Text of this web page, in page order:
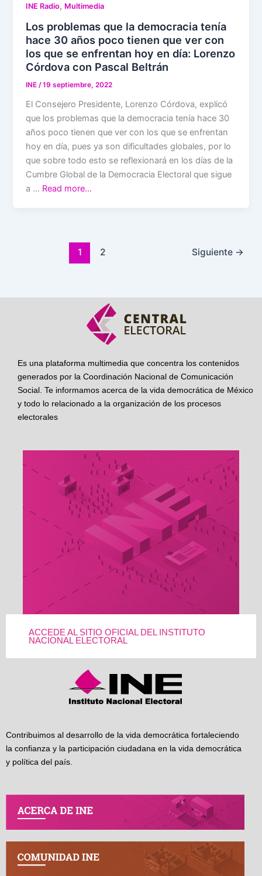
INE Radio, Multimedia
Los problemas que la democracia tenía
hace 30 años poco tienen que ver con
los que se enfrentan hoy en día: Lorenzo
Córdova con Pascal Beltrán
INE /19 septiembre, 2022
El Consejero Presidente, Lorenzo Córdova, explicó
que los problemas que la democracia tenía hace 30
años poco tienen que ver con los que se enfrentan
hoy en día, pues ya son dificultades globales, por lo
que sobre todo esto se reflexionará en los días de la
Cumbre Global de la Democracia Electoral que sigue
a … Read more…
1 2 Siguiente →
Es una plataforma multimedia que concentra los contenidos
generados por la Coordinación Nacional de Comunicación
Social. Te informamos acerca de la vida democrática de México
y todo lo relacionado a la organización de los procesos
electorales
ACCEDE AL SITIO OFICIAL DEL INSTITUTO
NACIONAL ELECTORAL
Contribuimos al desarrollo de la vida democrática fortaleciendo
la confianza y la participación ciudadana en la vida democrática
y política del país.